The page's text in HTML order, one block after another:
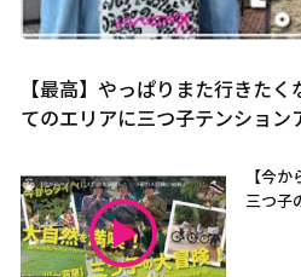
【最高】やっぱりまた行きた
てのエリアに三つ子テンション
【今
三つ子